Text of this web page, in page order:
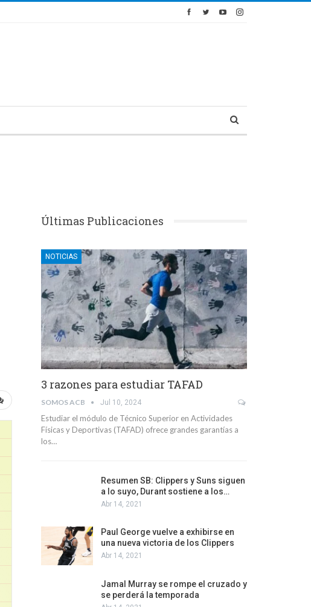
Últimas Publicaciones
NOTICIAS
3 razones para estudiar TAFAD
SOMOS ACB Jul 10, 2024
Estudiar el módulo de Técnico Superior en Actividades
Físicas y Deportivas (TAFAD) ofrece grandes garantías a
los…
Resumen SB: Clippers y Suns siguen
a lo suyo, Durant sostiene a los…
Abr 14, 2021
Paul George vuelve a exhibirse en
una nueva victoria de los Clippers
Abr 14, 2021
Jamal Murray se rompe el cruzado y
se perderá la temporada